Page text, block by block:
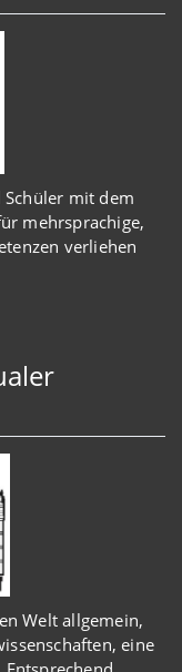
Schüler mit dem
mehrsprachige,
verliehen
Welt allgemein,
eine